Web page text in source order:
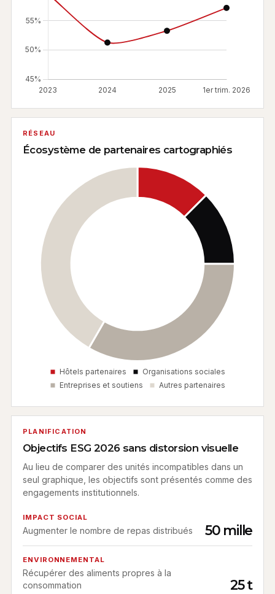
RÉSEAU
Écosystème de partenaires cartographiés
PLANIFICATION
Objectifs ESG 2026 sans distorsion visuelle
Au lieu de comparer des unités incompatibles dans un
seul graphique, les objectifs sont présentés comme des
engagements institutionnels.
IMPACT SOCIAL
Augmenter le nombre de repas distribués 50 mille
ENVIRONNEMENTAL
Récupérer des aliments propres à la
consommation
25 t